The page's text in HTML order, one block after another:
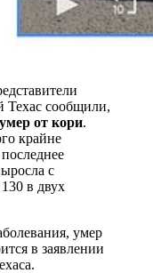
Техас сообщили,
от кори.
крайне
с
в двух
умер
в заявлении